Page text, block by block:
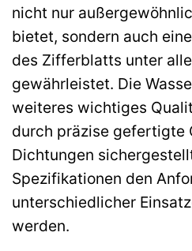
nicht nur
bietet, sondern auch
des Zifferblatts unter
gewährleistet. Die
weiteres wichtiges
durch präzise gefertigte
Dichtungen
Spezifikationen den
unterschiedlicher
werden.